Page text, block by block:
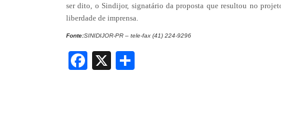
ser dito, o Sindijor, signatário da proposta que resultou no
liberdade de imprensa.
Fonte:SINIDIJOR-PR – tele-fax (41) 224-9296
Facebook
X